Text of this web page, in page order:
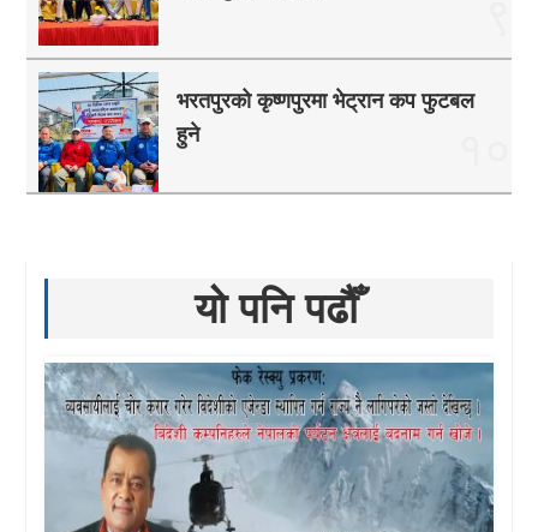
भरतपुरको कृष्णपुरमा भेट्रान कप फुटबल
हुने
यो पनि पढौँ